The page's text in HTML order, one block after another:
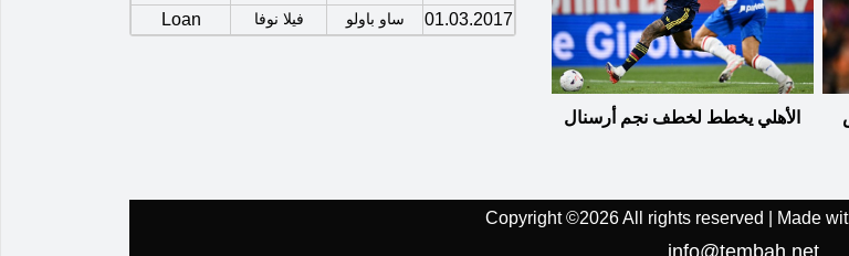
الأهلي يخطط لخطف نجم أرسنال
01.03.2017
ساو باولو فيلا نوفا Loan
Copyright ©2026 All rights reserved | Made
info@tembah.net